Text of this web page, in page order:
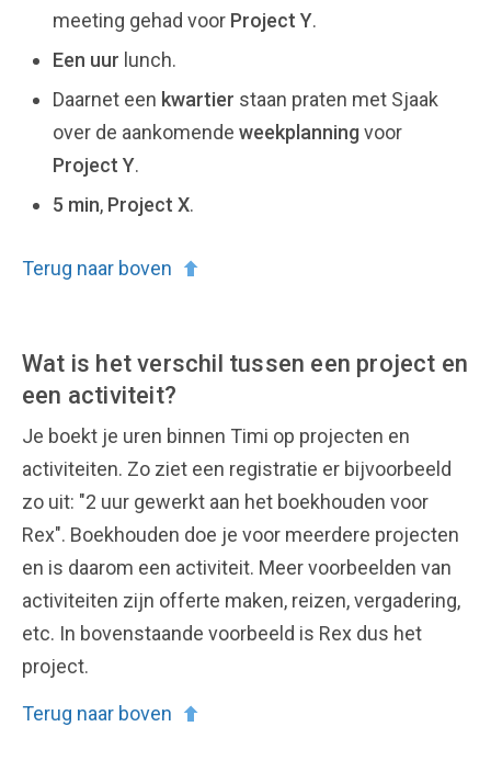
meeting gehad voor Project Y.
Een uur lunch.
Daarnet een kwartier staan praten met Sjaak
over de aankomende weekplanning voor
Project Y.
5 min, Project X.
Terug naar boven
Wat is het verschil tussen een project en
een activiteit?
Je boekt je uren binnen Timi op projecten en
activiteiten. Zo ziet een registratie er bijvoorbeeld
zo uit: "2 uur gewerkt aan het boekhouden voor
Rex". Boekhouden doe je voor meerdere projecten
en is daarom een activiteit. Meer voorbeelden van
activiteiten zijn offerte maken, reizen, vergadering,
etc. In bovenstaande voorbeeld is Rex dus het
project.
Terug naar boven